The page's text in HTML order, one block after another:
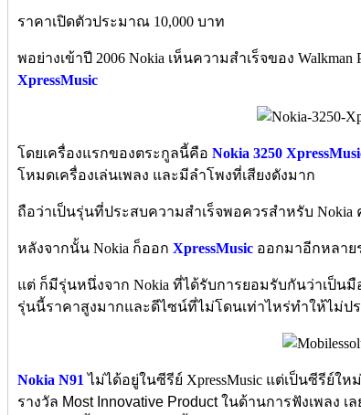
ราคาเปิดตัวประมาณ 10,000 บาท
พอย่างเข้าปี 2006 Nokia เห็นความสำเร็จของ
XpressMusic
โดยเครื่องแรกของตระกูลนี้คือ Nokia 3250
โหมดเครื่องเล่นเพลง และมีลำโพงที่เสียงดังมาก
ถือว่าเป็นรุ่นที่ประสบความสำเร็จพอควรสำหรับ Nokia
หลังจากนั้น Nokia ก็ออก XpressMusic ออกมาอีกหลาย
แต่ ก็มีรุ่นหนึ่งจาก Nokia ที่ได้รับการยอมรับกันว่าเป็น
รุ่นนี้ราคาสูงมากและดีไซน์ที่ไม่โดนเท่าไหร่ทำให้ไม่ป
Nokia N91 ไม่ได้อยู่ในซีรีย์ XpressMusic แต่เป็นซีรีย์ใ
รางวัล Most Innovative Product ในด้านการฟังเพลง